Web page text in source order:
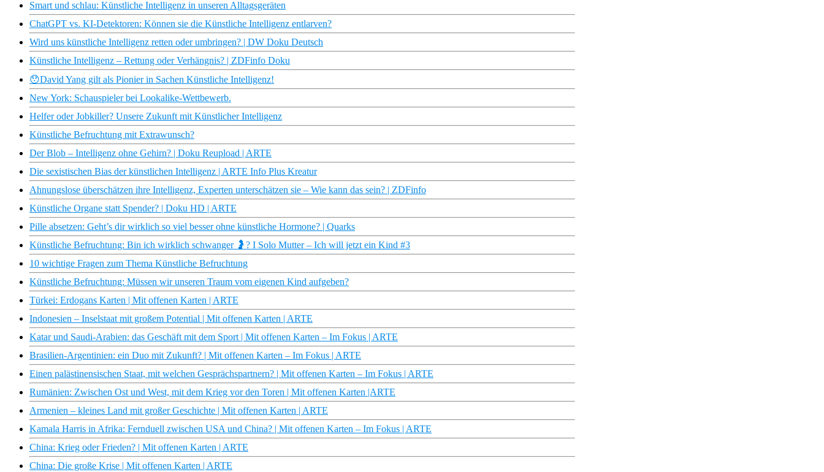
Smart und schlau: Künstliche Intelligenz in unseren Alltagsgeräten
ChatGPT vs. KI-Detektoren: Können sie die Künstliche Intelligenz entlarven?
Wird uns künstliche Intelligenz retten oder umbringen? | DW Doku Deutsch
Künstliche Intelligenz – Rettung oder Verhängnis? | ZDFinfo Doku
😯David Yang gilt als Pionier in Sachen Künstliche Intelligenz!
New York: Schauspieler bei Lookalike-Wettbewerb.
Helfer oder Jobkiller? Unsere Zukunft mit Künstlicher Intelligenz
Künstliche Befruchtung mit Extrawunsch?
Der Blob – Intelligenz ohne Gehirn? | Doku Reupload | ARTE
Die sexistischen Bias der künstlichen Intelligenz | ARTE Info Plus Kreatur
Ahnungslose überschätzen ihre Intelligenz, Experten unterschätzen sie – Wie kann das sein? | ZDFinfo
Künstliche Organe statt Spender? | Doku HD | ARTE
Pille absetzen: Geht’s dir wirklich so viel besser ohne künstliche Hormone? | Quarks
Künstliche Befruchtung: Bin ich wirklich schwanger 🤰? I Solo Mutter – Ich will jetzt ein Kind #3
10 wichtige Fragen zum Thema Künstliche Befruchtung
Künstliche Befruchtung: Müssen wir unseren Traum vom eigenen Kind aufgeben?
Türkei: Erdogans Karten | Mit offenen Karten | ARTE
Indonesien – Inselstaat mit großem Potential | Mit offenen Karten | ARTE
Katar und Saudi-Arabien: das Geschäft mit dem Sport | Mit offenen Karten – Im Fokus | ARTE
Brasilien-Argentinien: ein Duo mit Zukunft? | Mit offenen Karten – Im Fokus | ARTE
Einen palästinensischen Staat, mit welchen Gesprächspartnern? | Mit offenen Karten – Im Fokus | ARTE
Rumänien: Zwischen Ost und West, mit dem Krieg vor den Toren | Mit offenen Karten |ARTE
Armenien – kleines Land mit großer Geschichte | Mit offenen Karten | ARTE
Kamala Harris in Afrika: Fernduell zwischen USA und China? | Mit offenen Karten – Im Fokus | ARTE
China: Krieg oder Frieden? | Mit offenen Karten | ARTE
China: Die große Krise | Mit offenen Karten | ARTE